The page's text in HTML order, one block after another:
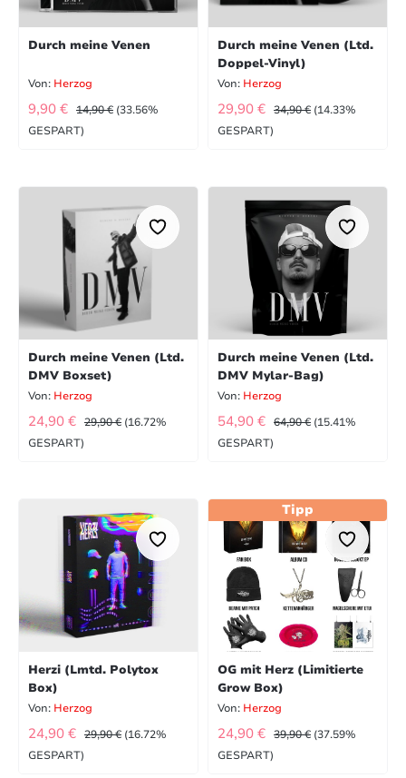
Durch meine Venen
Von: Herzog
VERKAUFSPREIS:
9,90 € REGULÄRER PREIS:
14,90 € (33.56%
GESPART)
Durch meine Venen (Ltd.
Doppel-Vinyl)
Von: Herzog
VERKAUFSPREIS:
29,90 € REGULÄRER PREIS:
34,90 € (14.33%
GESPART)
Durch meine Venen (Ltd.
DMV Boxset)
Von: Herzog
VERKAUFSPREIS:
24,90 € REGULÄRER PREIS:
29,90 € (16.72%
GESPART)
Durch meine Venen (Ltd.
DMV Mylar-Bag)
Von: Herzog
VERKAUFSPREIS:
54,90 € REGULÄRER PREIS:
64,90 € (15.41%
GESPART)
Herzi (Lmtd. Polytox
Box)
Von: Herzog
VERKAUFSPREIS:
24,90 € REGULÄRER PREIS:
29,90 € (16.72%
GESPART)
Tipp
OG mit Herz (Limitierte
Grow Box)
Von: Herzog
VERKAUFSPREIS:
24,90 € REGULÄRER PREIS:
39,90 € (37.59%
GESPART)